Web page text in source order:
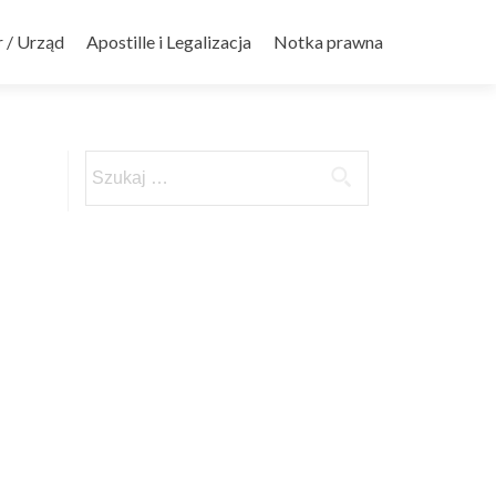
/ Urząd Apostille i Legalizacja Notka prawna